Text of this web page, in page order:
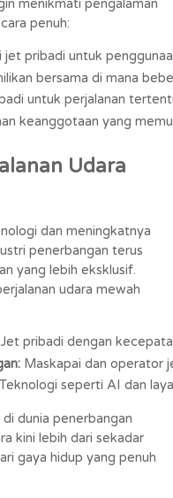
menikmati pengalaman
penuh:
jet pribadi untuk
bersama di mana
untuk perjalanan
keanggotaan yang
Udara
dan meningkatnya
penerbangan terus
yang lebih eksklusif.
udara mewah
Jet pribadi dengan
Maskapai dan operator
Teknologi seperti AI dan
dunia penerbangan
kini lebih dari sekadar
gaya hidup yang penuh